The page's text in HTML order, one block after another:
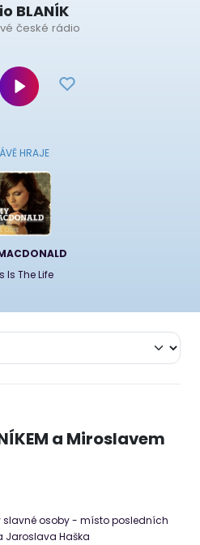
BLANÍK
české rádio
HRAJE
Is The Life
a Miroslavem
slavné osoby - místo posledních
Jaroslava Haška